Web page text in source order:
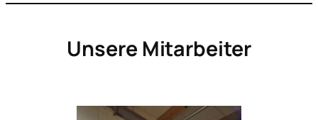
Unsere Mitarbeiter